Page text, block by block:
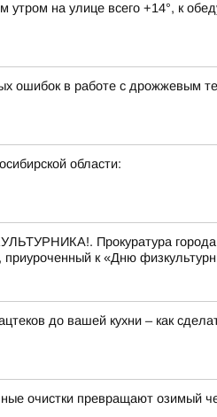
утром на улице всего +14°, к
ошибок в работе с дрожжевым
области:
Прокуратура города
к «Дню
до вашей кухни – как
очистки превращают озимый